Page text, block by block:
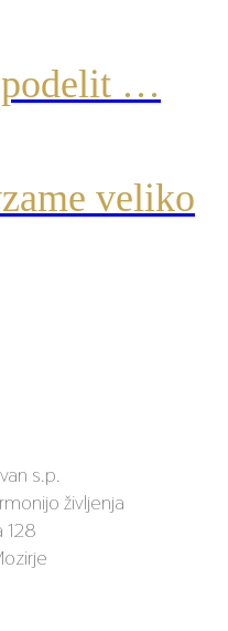
podelit …
veliko
s.p.
življenja
128